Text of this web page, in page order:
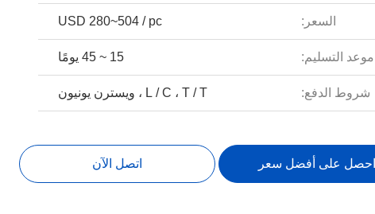
السعر: USD 280~504 / pc
موعد التسليم: 15 ~ 45 يومًا
شروط الدفع: L / C ، T / T ، ويسترن يونيون
احصل على أفضل سعر اتصل الآن